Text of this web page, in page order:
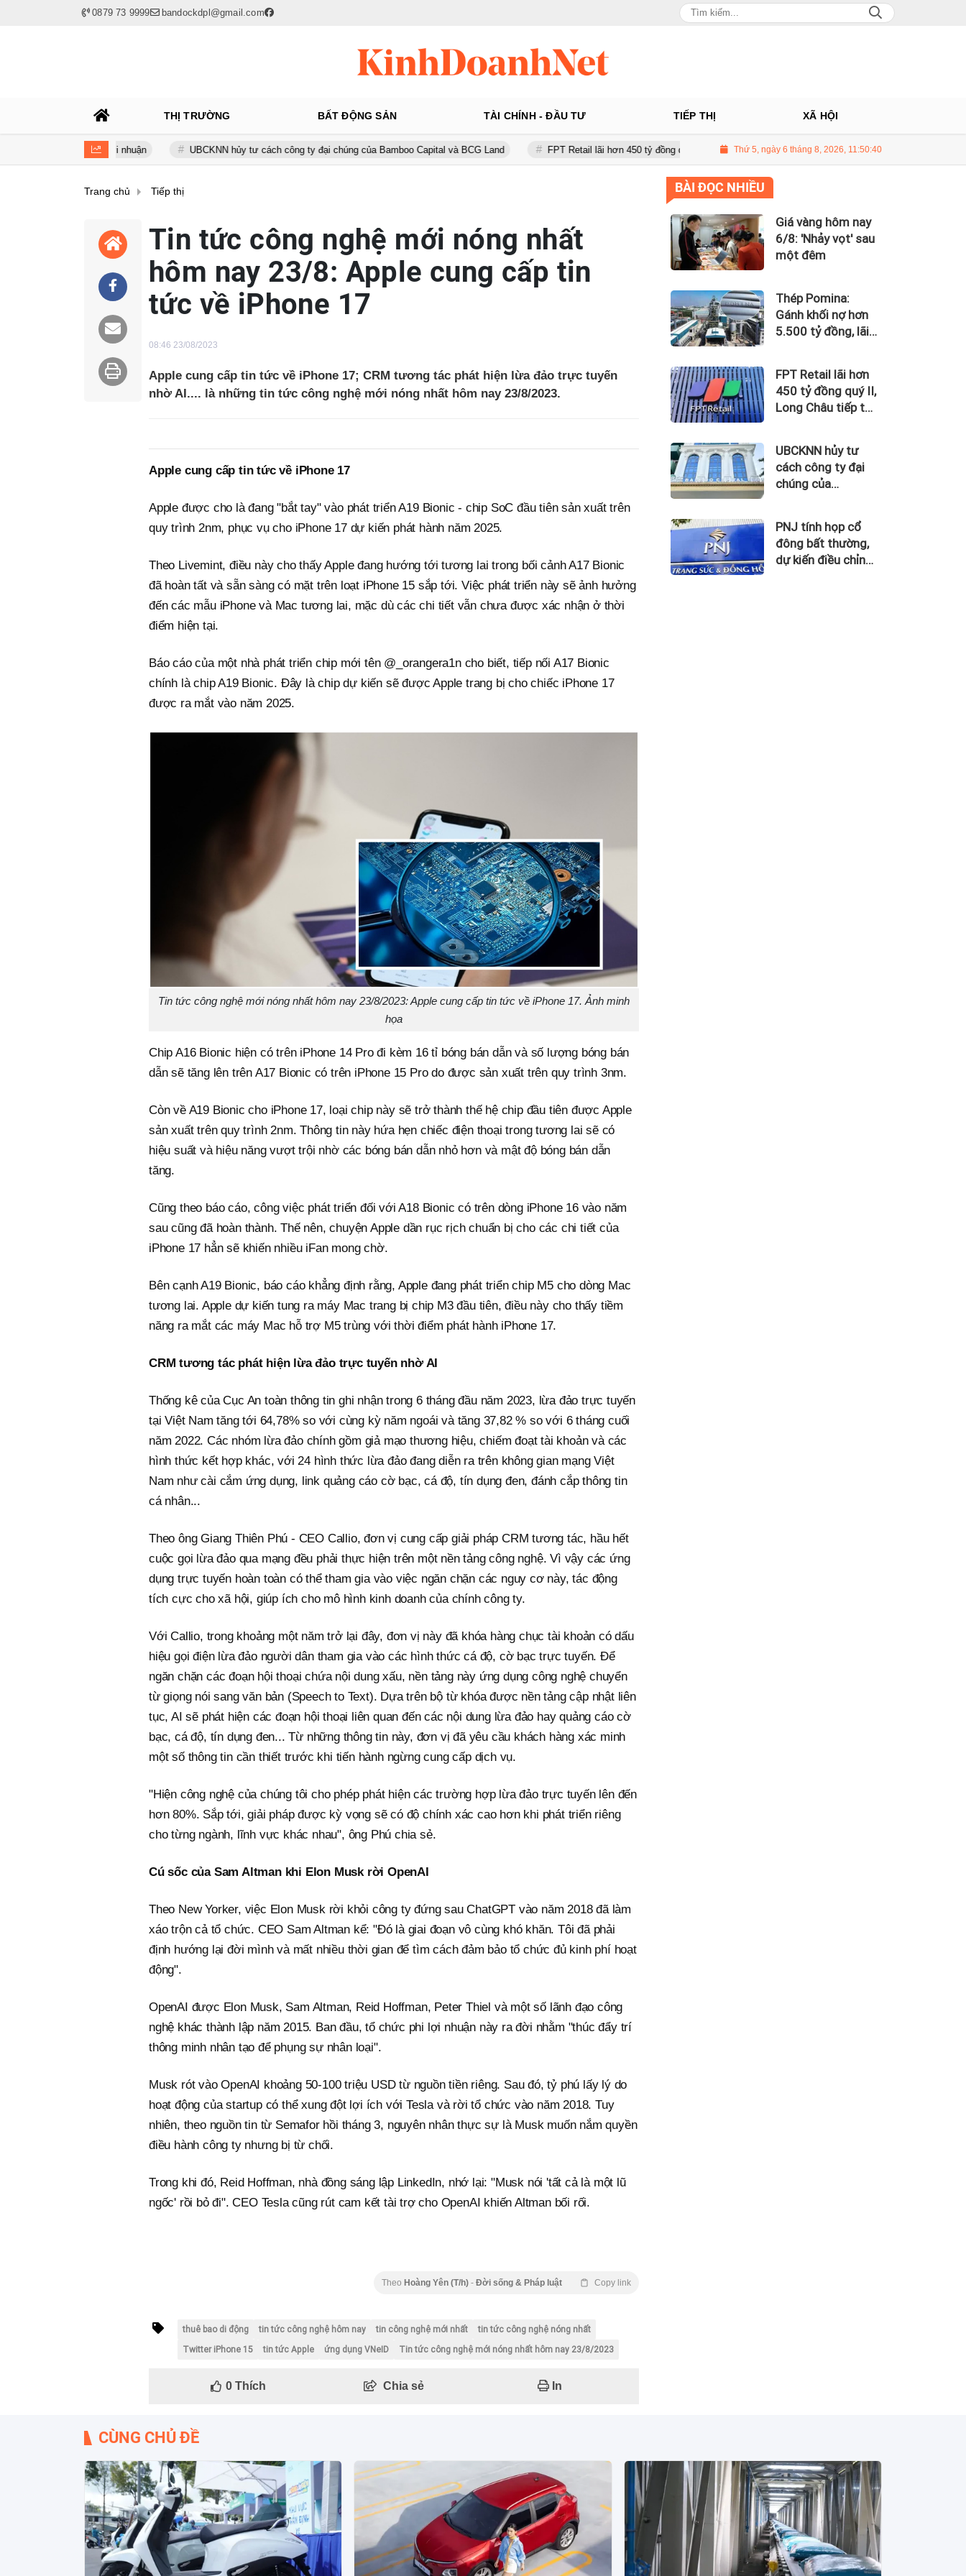
0879 73 9999 bandockdpl@gmail.com
THỊ TRƯỜNG BẤT ĐỘNG SẢN TÀI CHÍNH - ĐẦU TƯ TIẾP THỊ XÃ HỘI
nuốt trọn lợi nhuận UBCKNN hủy tư cách công ty đại chúng của Bamboo Capital và BCG Land FPT Retail lãi hơn 450 tỷ đồng quý II, Long Châu tiếp tục là động lực chính PNJ tính họp cổ đông bất
Thứ 5, ngày 6 tháng 8, 2026, 11:50:41
Trang chủ Tiếp thị
Tin tức công nghệ mới nóng nhất
hôm nay 23/8: Apple cung cấp tin
tức về iPhone 17
08:46 23/08/2023
Apple cung cấp tin tức về iPhone 17; CRM tương tác phát hiện lừa đảo trực tuyến
nhờ AI.... là những tin tức công nghệ mới nóng nhất hôm nay 23/8/2023.
Apple cung cấp tin tức về iPhone 17
Apple được cho là đang "bắt tay" vào phát triển A19 Bionic - chip SoC đầu tiên sản xuất trên
quy trình 2nm, phục vụ cho iPhone 17 dự kiến phát hành năm 2025.
Theo Livemint, điều này cho thấy Apple đang hướng tới tương lai trong bối cảnh A17 Bionic
đã hoàn tất và sẵn sàng có mặt trên loạt iPhone 15 sắp tới. Việc phát triển này sẽ ảnh hưởng
đến các mẫu iPhone và Mac tương lai, mặc dù các chi tiết vẫn chưa được xác nhận ở thời
điểm hiện tại.
Báo cáo của một nhà phát triển chip mới tên @_orangera1n cho biết, tiếp nối A17 Bionic
chính là chip A19 Bionic. Đây là chip dự kiến sẽ được Apple trang bị cho chiếc iPhone 17
được ra mắt vào năm 2025.
Tin tức công nghệ mới nóng nhất hôm nay 23/8/2023: Apple cung cấp tin tức về iPhone 17. Ảnh minh
họa
Chip A16 Bionic hiện có trên iPhone 14 Pro đi kèm 16 tỉ bóng bán dẫn và số lượng bóng bán
dẫn sẽ tăng lên trên A17 Bionic có trên iPhone 15 Pro do được sản xuất trên quy trình 3nm.
Còn về A19 Bionic cho iPhone 17, loại chip này sẽ trở thành thế hệ chip đầu tiên được Apple
sản xuất trên quy trình 2nm. Thông tin này hứa hẹn chiếc điện thoại trong tương lai sẽ có
hiệu suất và hiệu năng vượt trội nhờ các bóng bán dẫn nhỏ hơn và mật độ bóng bán dẫn
tăng.
Cũng theo báo cáo, công việc phát triển đối với A18 Bionic có trên dòng iPhone 16 vào năm
sau cũng đã hoàn thành. Thế nên, chuyện Apple dần rục rịch chuẩn bị cho các chi tiết của
iPhone 17 hẳn sẽ khiến nhiều iFan mong chờ.
Bên cạnh A19 Bionic, báo cáo khẳng định rằng, Apple đang phát triển chip M5 cho dòng Mac
tương lai. Apple dự kiến tung ra máy Mac trang bị chip M3 đầu tiên, điều này cho thấy tiềm
năng ra mắt các máy Mac hỗ trợ M5 trùng với thời điểm phát hành iPhone 17.
CRM tương tác phát hiện lừa đảo trực tuyến nhờ AI
Thống kê của Cục An toàn thông tin ghi nhận trong 6 tháng đầu năm 2023, lừa đảo trực tuyến
tại Việt Nam tăng tới 64,78% so với cùng kỳ năm ngoái và tăng 37,82 % so với 6 tháng cuối
năm 2022. Các nhóm lừa đảo chính gồm giả mạo thương hiệu, chiếm đoạt tài khoản và các
hình thức kết hợp khác, với 24 hình thức lừa đảo đang diễn ra trên không gian mạng Việt
Nam như cài cắm ứng dụng, link quảng cáo cờ bạc, cá độ, tín dụng đen, đánh cắp thông tin
cá nhân...
Theo ông Giang Thiên Phú - CEO Callio, đơn vị cung cấp giải pháp CRM tương tác, hầu hết
cuộc gọi lừa đảo qua mạng đều phải thực hiện trên một nền tảng công nghệ. Vì vậy các ứng
dụng trực tuyến hoàn toàn có thể tham gia vào việc ngăn chặn các nguy cơ này, tác động
tích cực cho xã hội, giúp ích cho mô hình kinh doanh của chính công ty.
Với Callio, trong khoảng một năm trở lại đây, đơn vị này đã khóa hàng chục tài khoản có dấu
hiệu gọi điện lừa đảo người dân tham gia vào các hình thức cá độ, cờ bạc trực tuyến. Để
ngăn chặn các đoạn hội thoại chứa nội dung xấu, nền tảng này ứng dụng công nghệ chuyển
từ giọng nói sang văn bản (Speech to Text). Dựa trên bộ từ khóa được nền tảng cập nhật liên
tục, AI sẽ phát hiện các đoạn hội thoại liên quan đến các nội dung lừa đảo hay quảng cáo cờ
bạc, cá độ, tín dụng đen... Từ những thông tin này, đơn vị đã yêu cầu khách hàng xác minh
một số thông tin cần thiết trước khi tiến hành ngừng cung cấp dịch vụ.
"Hiện công nghệ của chúng tôi cho phép phát hiện các trường hợp lừa đảo trực tuyến lên đến
hơn 80%. Sắp tới, giải pháp được kỳ vọng sẽ có độ chính xác cao hơn khi phát triển riêng
cho từng ngành, lĩnh vực khác nhau", ông Phú chia sẻ.
Cú sốc của Sam Altman khi Elon Musk rời OpenAI
Theo New Yorker, việc Elon Musk rời khỏi công ty đứng sau ChatGPT vào năm 2018 đã làm
xáo trộn cả tổ chức. CEO Sam Altman kể: "Đó là giai đoạn vô cùng khó khăn. Tôi đã phải
định hướng lại đời mình và mất nhiều thời gian để tìm cách đảm bảo tổ chức đủ kinh phí hoạt
động".
OpenAI được Elon Musk, Sam Altman, Reid Hoffman, Peter Thiel và một số lãnh đạo công
nghệ khác thành lập năm 2015. Ban đầu, tổ chức phi lợi nhuận này ra đời nhằm "thúc đẩy trí
thông minh nhân tạo để phụng sự nhân loại".
Musk rót vào OpenAI khoảng 50-100 triệu USD từ nguồn tiền riêng. Sau đó, tỷ phú lấy lý do
hoạt động của startup có thể xung đột lợi ích với Tesla và rời tổ chức vào năm 2018. Tuy
nhiên, theo nguồn tin từ Semafor hồi tháng 3, nguyên nhân thực sự là Musk muốn nắm quyền
điều hành công ty nhưng bị từ chối.
Trong khi đó, Reid Hoffman, nhà đồng sáng lập LinkedIn, nhớ lại: "Musk nói 'tất cả là một lũ
ngốc' rồi bỏ đi". CEO Tesla cũng rút cam kết tài trợ cho OpenAI khiến Altman bối rối.
Theo Hoàng Yên (T/h) - Đời sống & Pháp luật Copy link
thuê bao di động tin tức công nghệ hôm nay tin công nghệ mới nhất
tin tức công nghệ nóng nhất
Twitter iPhone 15
tin tức Apple ứng dụng VNeID Tin tức công nghệ mới nóng nhất hôm nay 23/8/2023
0Thích Chia sẻ In
BÀI ĐỌC NHIỀU
Giá vàng hôm nay
6/8: 'Nhảy vọt' sau
một đêm
Thép Pomina:
Gánh khối nợ hơn
5.500 tỷ đồng, lãi
FPT Retail lãi hơn
450 tỷ đồng quý II,
Long Châu tiếp tục
UBCKNN hủy tư
cách công ty đại
chúng của
PNJ tính họp cổ
đông bất thường,
dự kiến điều chỉnh
CÙNG CHỦ ĐỀ